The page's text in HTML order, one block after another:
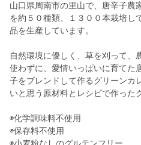
山口県周南市の里山で、唐辛子農
を約５０種類、１３００本栽培し
品を生産しています。
自然環境に優しく、草を刈って、
使わずに、愛情いっぱいに育てた
子をブレンドして作るグリーンカ
いと思う原材料とレシピで作った
◉化学調味料不使用
◉保存料不使用